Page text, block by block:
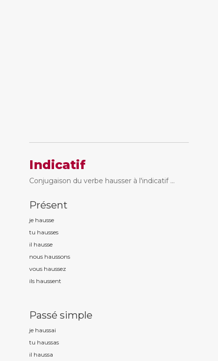
Indicatif
Conjugaison du verbe hausser à l'indicatif ...
Présent
je hausse
tu hausses
il hausse
nous haussons
vous haussez
ils haussent
Passé simple
je haussai
tu haussas
il haussa